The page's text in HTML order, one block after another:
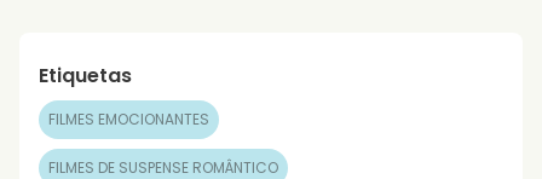
Etiquetas
FILMES EMOCIONANTES
FILMES DE SUSPENSE ROMÂNTICO